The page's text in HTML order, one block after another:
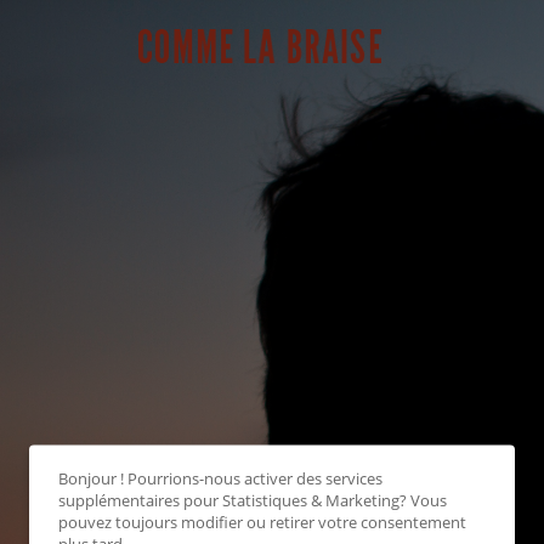
Bonjour ! Pourrions-nous activer des services
supplémentaires pourStatistiques & Marketing? Vous
pouvez toujours modifier ou retirer votre consentement